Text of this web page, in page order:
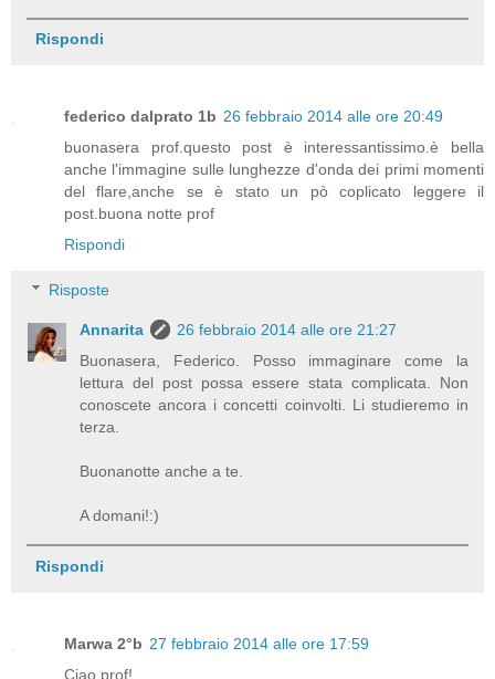
Rispondi
federico dalprato 1b 26 febbraio 2014 alle ore 20:49
buonasera prof.questo post è interessantissimo.è bella
anche l'immagine sulle lunghezze d'onda dei primi momenti
del flare,anche se è stato un pò coplicato leggere il
post.buona notte prof
Rispondi
Risposte
Annarita
26 febbraio 2014 alle ore 21:27
Buonasera, Federico. Posso immaginare come la
lettura del post possa essere stata complicata. Non
conoscete ancora i concetti coinvolti. Li studieremo in
terza.
Buonanotte anche a te.
A domani!:)
Rispondi
Marwa 2°b 27 febbraio 2014 alle ore 17:59
Ciao prof!